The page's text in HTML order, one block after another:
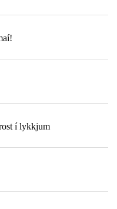
í lykkjum